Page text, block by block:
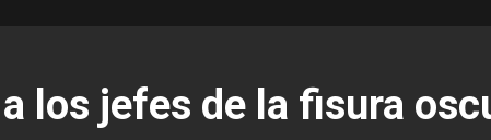
los jefes de la fisura